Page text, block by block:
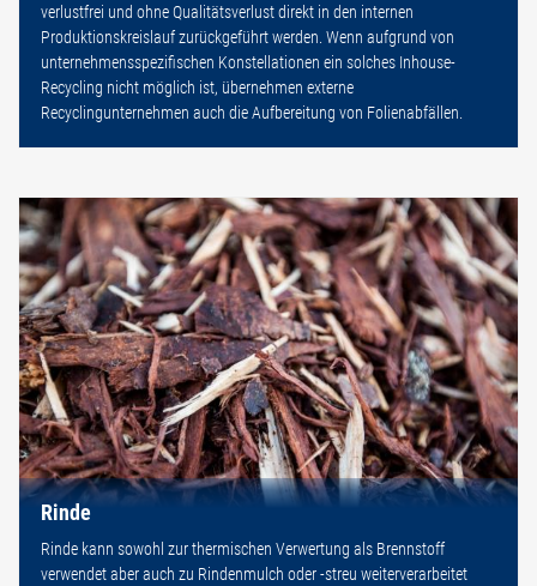
verlustfrei und ohne Qualitätsverlust direkt in den internen
Produktionskreislauf zurückgeführt werden. Wenn aufgrund von
unternehmensspezifischen Konstellationen ein solches Inhouse-
Recycling nicht möglich ist, übernehmen externe
Recyclingunternehmen auch die Aufbereitung von Folienabfällen.
Rinde
Rinde kann sowohl zur thermischen Verwertung als Brennstoff
verwendet aber auch zu Rindenmulch oder -streu weiterverarbeitet